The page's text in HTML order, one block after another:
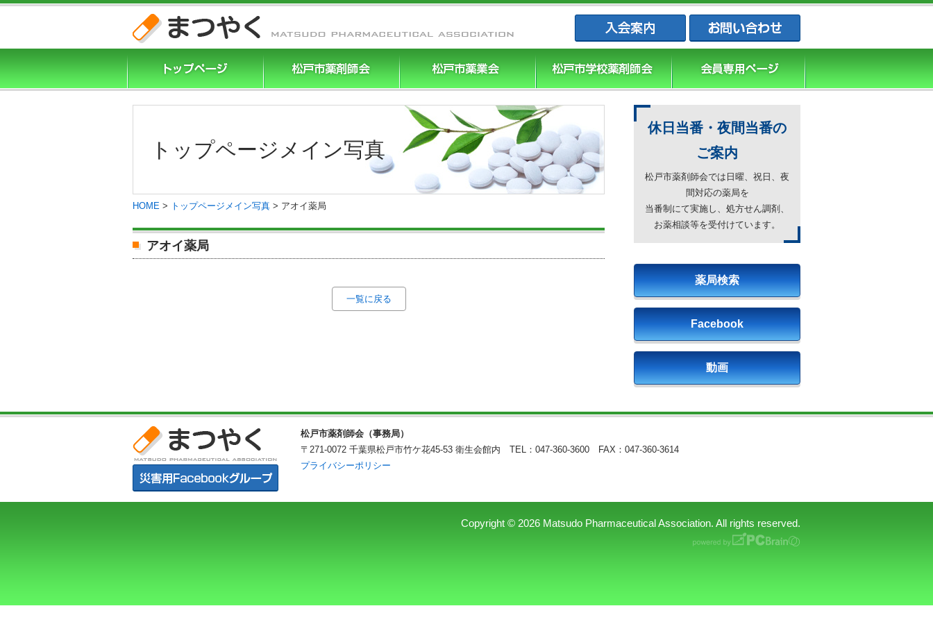
まつやく｜松戸市薬剤師会・松戸市薬業会・松戸
トップページメイン写真
HOME > トップページメイン写真 > アオイ薬局
アオイ薬局
一覧に戻る
休日当番・夜間当番の
ご案内
松戸市薬剤師会では日曜、祝日、夜
間対応の薬局を
当番制にて実施し、処方せん調剤、
お薬相談等を受付けています。
薬局検索
Facebook
動画
松戸市薬剤師会（事務局）
〒271-0072 千葉県松戸市竹ケ花45-53 衛生会館内 TEL：047-360-3600 FAX：047-360-3614
プライバシーポリシー
Copyright © 2026 Matsudo Pharmaceutical Association. All rights reserved.